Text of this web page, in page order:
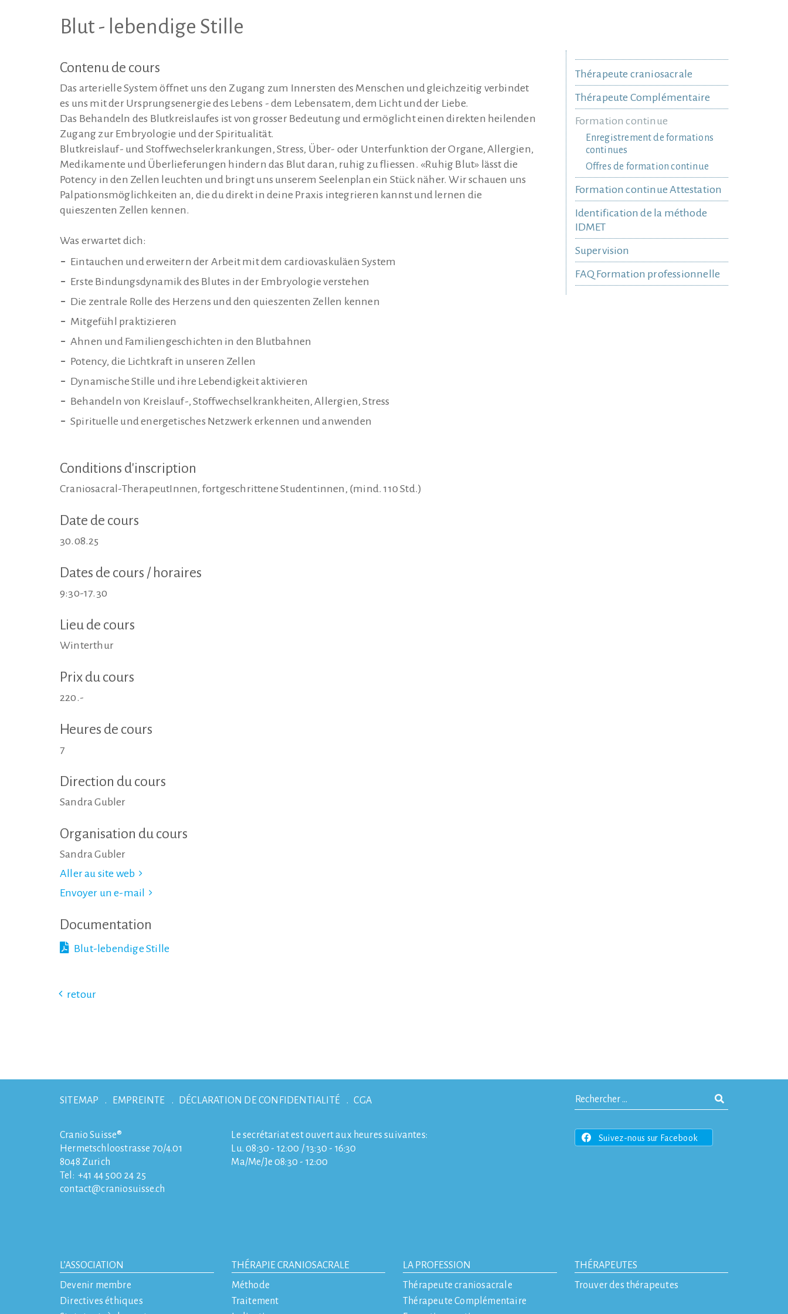
Blut - lebendige Stille
Contenu de cours
Das arterielle System öffnet uns den Zugang zum Innersten des Menschen und gleichzeitig verbindet
es uns mit der Ursprungsenergie des Lebens - dem Lebensatem, dem Licht und der Liebe.
Das Behandeln des Blutkreislaufes ist von grosser Bedeutung und ermöglicht einen direkten heilenden
Zugang zur Embryologie und der Spiritualität.
Blutkreislauf- und Stoffwechselerkrankungen, Stress, Über- oder Unterfunktion der Organe, Allergien,
Medikamente und Überlieferungen hindern das Blut daran, ruhig zu fliessen. «Ruhig Blut» lässt die
Potency in den Zellen leuchten und bringt uns unserem Seelenplan ein Stück näher. Wir schauen uns
Palpationsmöglichkeiten an, die du direkt in deine Praxis integrieren kannst und lernen die
quieszenten Zellen kennen.
Was erwartet dich:
Eintauchen und erweitern der Arbeit mit dem cardiovaskuläen System
Erste Bindungsdynamik des Blutes in der Embryologie verstehen
Die zentrale Rolle des Herzens und den quieszenten Zellen kennen
Mitgefühl praktizieren
Ahnen und Familiengeschichten in den Blutbahnen
Potency, die Lichtkraft in unseren Zellen
Dynamische Stille und ihre Lebendigkeit aktivieren
Behandeln von Kreislauf-, Stoffwechselkrankheiten, Allergien, Stress
Spirituelle und energetisches Netzwerk erkennen und anwenden
Conditions d'inscription
Craniosacral-TherapeutInnen, fortgeschrittene Studentinnen, (mind. 110 Std.)
Date de cours
30.08.25
Dates de cours / horaires
9:30-17.30
Lieu de cours
Winterthur
Prix du cours
220.-
Heures de cours
7
Direction du cours
Sandra Gubler
Organisation du cours
Sandra Gubler
Aller au site web
Envoyer un e-mail
Documentation
Blut-lebendige Stille
retour
Thérapeute craniosacrale
Thérapeute Complémentaire
Formation continue
Enregistrement de formations
continues
Offres de formation continue
Formation continue Attestation
Identification de la méthode
IDMET
Supervision
FAQ Formation professionnelle
SITEMAP EMPREINTE DÉCLARATION DE CONFIDENTIALITÉ CGA
Cranio Suisse®
Hermetschloostrasse 70/4.01
8048 Zurich
Tel: +41 44 500 24 25
contact
craniosuisse.ch
Le secrétariat est ouvert aux heures suivantes:
Lu. 08:30 - 12:00 / 13:30 - 16:30
Ma/Me/Je 08:30 - 12:00
Suivez-nous sur Facebook
L’ASSOCIATION
Devenir membre
Directives éthiques
THÉRAPIE CRANIOSACRALE
Méthode
Traitement
LA PROFESSION
Thérapeute craniosacrale
Thérapeute Complémentaire
THÉRAPEUTES
Trouver des thérapeutes